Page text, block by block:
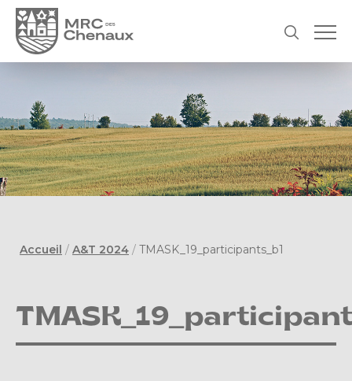
Accueil / A&T 2024 / TMASK_19_participants_b1